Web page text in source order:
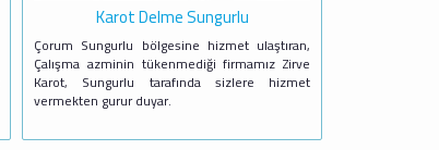
Karot Delme Sungurlu
Çorum Sungurlu bölgesine hizmet ulaştıran,
Çalışma azminin tükenmediği firmamız Zirve
Karot, Sungurlu tarafında sizlere hizmet
vermekten gurur duyar.